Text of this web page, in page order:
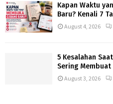
Kapan Waktu
Baru? Kenali 7
August 4, 2026
5 Kesalahan
Sering Membuat
August 3, 2026